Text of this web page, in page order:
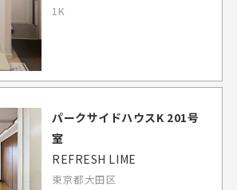
1K
パークサイドハウスK 201号
室
REFRESH LIME
東京都大田区